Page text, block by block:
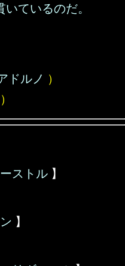
ているのだ。
ドルノ ）
）
ストル 】
】